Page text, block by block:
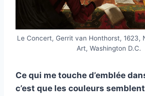
Le Concert, Gerrit van Honthorst, 1623,
Art, Washington D.C.
Ce qui me touche d’emblée
c’est que les couleurs